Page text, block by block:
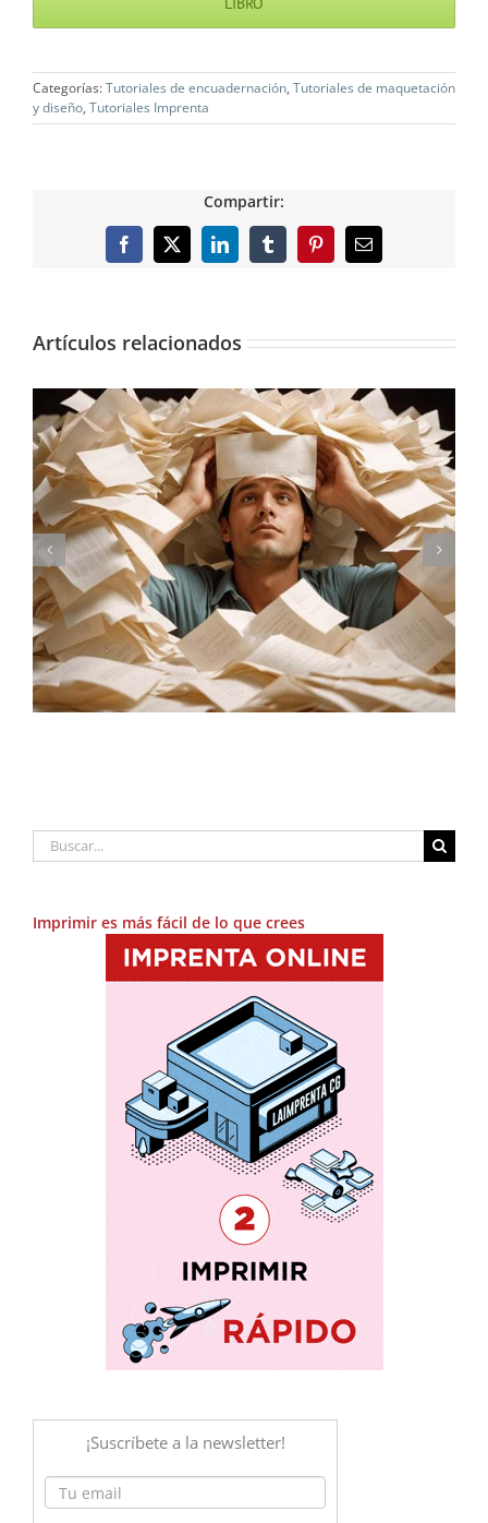
Categorías:Tutoriales de encuadernación, Tutoriales de maquetación
y diseño, Tutoriales Imprenta
Compartir:
Facebook
X LinkedInTumblrPinterestCorreo
electrónico
Artículos relacionados
Conversión de RGB a CMYK
Buscar:
Imprimir es más fácil de lo que crees